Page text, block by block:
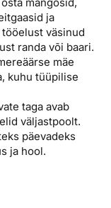
ja
väsinud
randa või baari.
mäe
kuhu tüüpilise
taga avab
väljastpoolt.
päevadeks
ja hool.